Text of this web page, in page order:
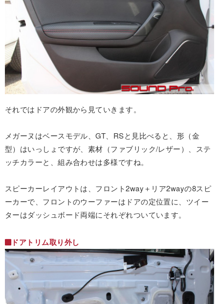
それではドアの外観から見ていきます。
メガーヌはベースモデル、GT、RSと見比べると、形（金
型）はいっしょですが、素材（ファブリック/レザー）、ステ
ッチカラーと、組み合わせは多様ですね。
スピーカーレイアウトは、フロント2way＋リア2wayの8スピ
ーカーで、フロントのウーファーはドアの定位置に、ツイー
ターはダッシュボード両端にそれぞれついています。
ドアトリム取り外し